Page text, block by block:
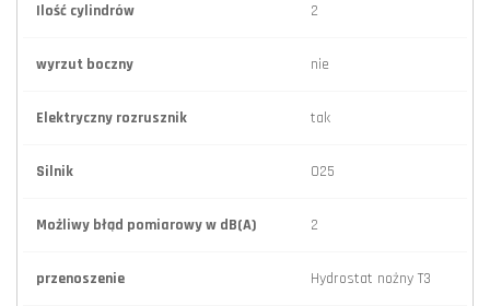
Ilość cylindrów 2
wyrzut boczny nie
Elektryczny rozrusznik tak
Silnik 025
Możliwy błąd pomiarowy w dB(A) 2
przenoszenie Hydrostat nożny T3